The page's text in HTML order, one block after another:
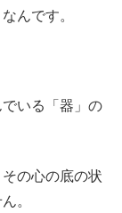
んです。
でいる「器」の
の心の底の状
。